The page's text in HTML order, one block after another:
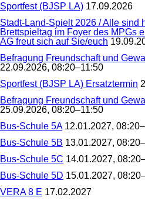
Ausgezeichnet!
Sportfest (BJSP LA) 17.09.2026
(BJSP
LA)
Stadt-Land-Spielt 2026 / Alle sind
Brettspieltag im Foyer des MPGs
AG freut sich auf Sie/euch
Land-
Spielt
2026
/
Alle
sind
herzlich
zu
Brettspieltag
im
Foyer
des
MPGs
eingeladen.
Befragung Freundschaft und
22.09.2026, 08:20–11:50
Freundschaft
und
Gewalt
im
Jugendalter
/
Stufe
Sportfest (BJSP LA) Ersatztermin
(BJSP
LA)
Ersatztermin
Befragung Freundschaft und
25.09.2026, 08:20–11:50
Freundschaft
und
Gewalt
im
Jugendalter
/
9
Bus-Schule 5A 12.01.2027,
Schule
5A
Bus-Schule 5B 13.01.2027,
Schule
5B
Bus-Schule 5C 14.01.2027,
Schule
5C
Bus-Schule 5D 15.01.2027,
Schule
VERA 8 E 17.02.2027